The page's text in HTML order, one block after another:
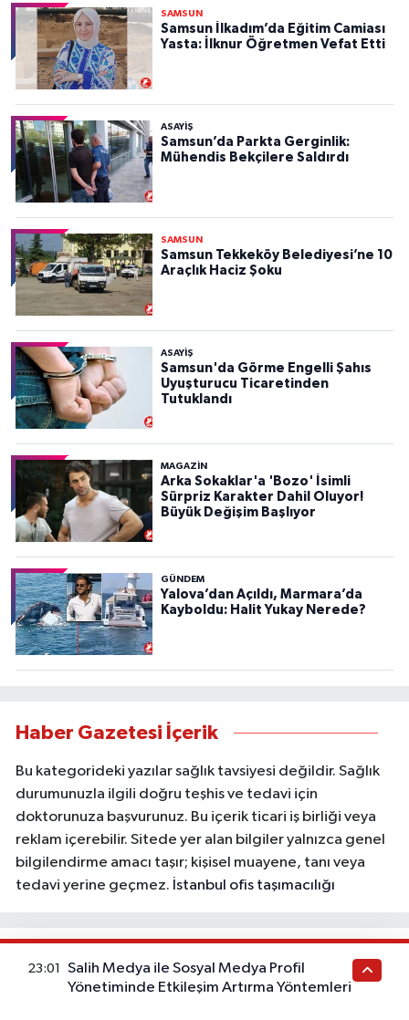
SAMSUN
Samsun İlkadım’da Eğitim Camiası
Yasta: İlknur Öğretmen Vefat Etti
ASAYIŞ
Samsun’da Parkta Gerginlik:
Mühendis Bekçilere Saldırdı
SAMSUN
Samsun Tekkeköy Belediyesi’ne 10
Araçlık Haciz Şoku
ASAYIŞ
Samsun'da Görme Engelli Şahıs
Uyuşturucu Ticaretinden
Tutuklandı
MAGAZİN
Arka Sokaklar'a 'Bozo' İsimli
Sürpriz Karakter Dahil Oluyor!
Büyük Değişim Başlıyor
GÜNDEM
Yalova’dan Açıldı, Marmara’da
Kayboldu: Halit Yukay Nerede?
Haber Gazetesi İçerik
Bu kategorideki yazılar sağlık tavsiyesi değildir. Sağlık
durumunuzla ilgili doğru teşhis ve tedavi için
doktorunuza başvurunuz. Bu içerik ticari iş birliği veya
reklam içerebilir. Sitede yer alan bilgiler yalnızca genel
bilgilendirme amacı taşır; kişisel muayene, tanı veya
tedavi yerine geçmez. İstanbul ofis taşımacılığı
23:01
Salih Medya ile Sosyal Medya Profil
Yönetiminde Etkileşim Artırma Yöntemleri